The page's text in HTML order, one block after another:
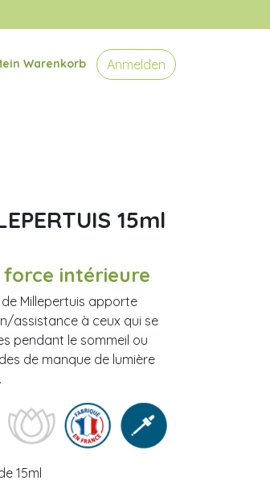
Warenkorb Anmelden
15ml
intérieure
de Millepertuis apporte
assistance à ceux qui se
pendant le sommeil ou
de manque de lumière
15ml